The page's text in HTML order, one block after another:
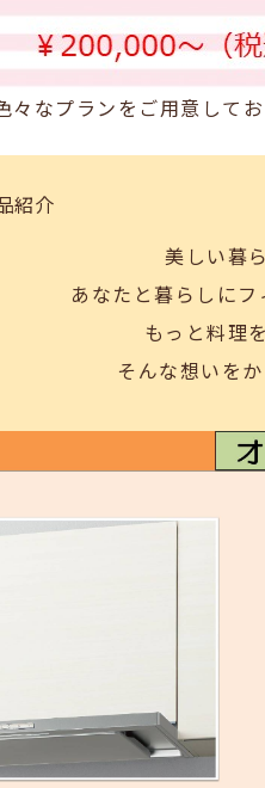
なプランをご用意してお
紹介
美しい暮
あなたと暮らしに
もっと料理
いをか